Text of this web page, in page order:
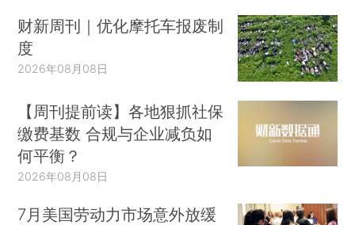
财新周刊｜优化摩托车报废制
度
2026年08月08日
【周刊提前读】各地狠抓社保
缴费基数 合规与企业减负如
何平衡？
2026年08月08日
7月美国劳动力市场意外放缓